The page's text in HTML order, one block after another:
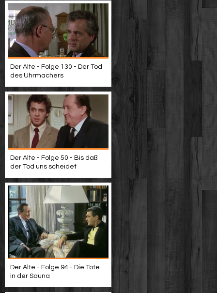
Der Alte - Folge 130 - Der Tod
des Uhrmachers
Der Alte - Folge 50 - Bis daß
der Tod uns scheidet
Der Alte - Folge 94 - Die Tote
in der Sauna